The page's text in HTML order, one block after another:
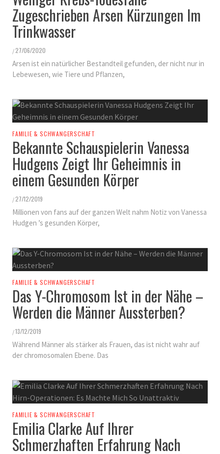
Zugeschrieben Arsen Kürzungen Im
Trinkwasser
/ 27/06/2020
Arsen ist ein natürlicher Bestandteil gefunden, der nicht nur in
Lebewesen, wie Tiere und Pflanzen,
FAMILIE & SCHWANGERSCHAFT
Bekannte Schauspielerin Vanessa
Hudgens Zeigt Ihr Geheimnis in
einem Gesunden Körper
/ 27/12/2019
Millionen von fans auf der ganzen Welt nahm Notiz von Vanessa
Hudgen ’s gesunden Körper,
FAMILIE & SCHWANGERSCHAFT
Das Y-Chromosom Ist in der Nähe –
Werden die Männer Aussterben?
/13/12/2019
Während Männer als stärker als Frauen, das ist nicht wahr auf
der chromosomalen Ebene. Das
FAMILIE & SCHWANGERSCHAFT
Emilia Clarke Auf Ihrer
Schmerzhaften Erfahrung Nach